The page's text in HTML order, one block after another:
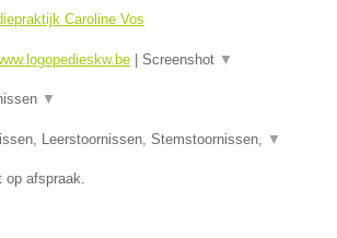
Caroline Vos
Screenshot ▼
▼
Leerstoornissen, Stemstoornissen, ▼
op afspraak.